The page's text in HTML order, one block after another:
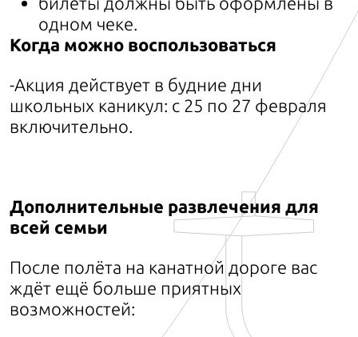
одном чеке.
Когда можно воспользоваться
-Акция действует в будние дни
школьных каникул: с 25 по 27 февраля
включительно.
Дополнительные развлечения для
всей семьи
После полёта на канатной дороге вас
ждёт ещё больше приятных
возможностей: